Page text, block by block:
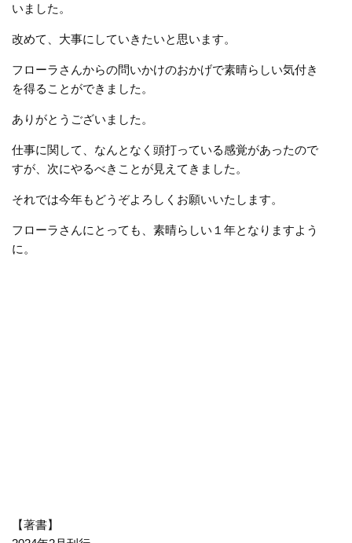
いました。
改めて、大事にしていきたいと思います。
フローラさんからの問いかけのおかげで素晴らしい気付き
を得ることができました。
ありがとうございました。
仕事に関して、なんとなく頭打っている感覚があったので
すが、次にやるべきことが見えてきました。
それでは今年もどうぞよろしくお願いいたします。
フローラさんにとっても、素晴らしい１年となりますよう
に。
【著書】